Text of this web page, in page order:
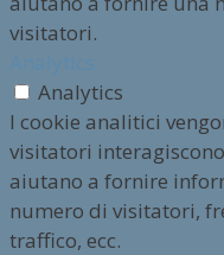
visitatori.
Analytics
I cookie analitici
visitatori
aiutano a fornire
numero di visitatori,
traffico, ecc.